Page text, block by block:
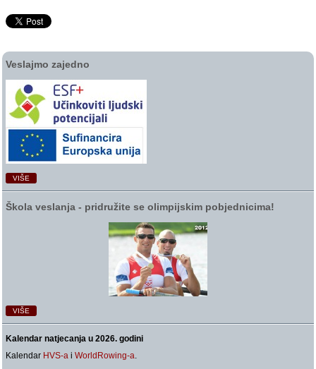
Veslajmo zajedno
VIŠE
Škola veslanja ‑ pridružite se olimpijskim pobjednicima!
VIŠE
Kalendar natjecanja u 2026. godini
Kalendar HVS-a iWorldRowing-a.